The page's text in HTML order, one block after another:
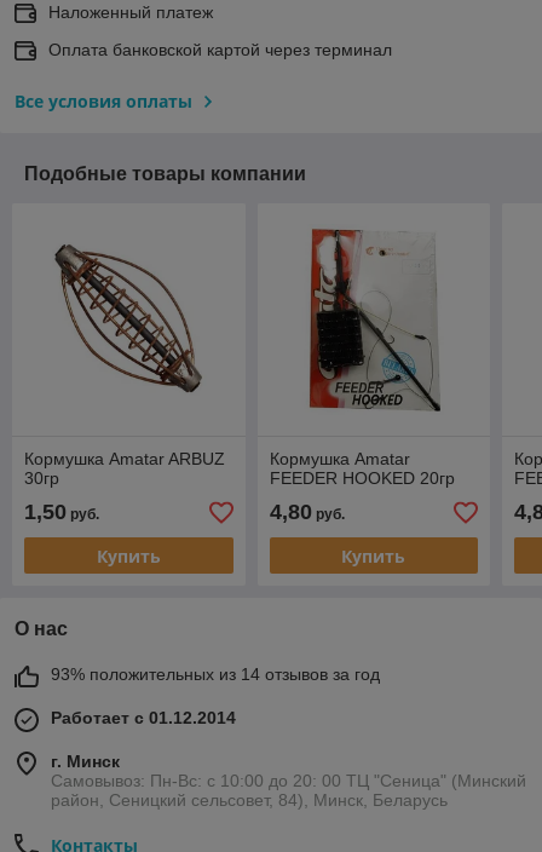
Наложенный платеж
Оплата банковской картой через терминал
Все условия оплаты
Подобные товары компании
Кормушка Amatar ARBUZ
30гр
1,50 руб.
Купить
Кормушка Amatar
FEEDER HOOKED 20гр
4,80руб.
Купить
О нас
93% положительных из 14 отзывов за год
Работает с 01.12.2014
г. Минск
Самовывоз: Пн-Вс: с 10:00 до 20: 00 ТЦ "Сеница" (Минский
район, Сеницкий сельсовет, 84), Минск, Беларусь
Контакты